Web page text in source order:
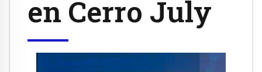
en Cerro July